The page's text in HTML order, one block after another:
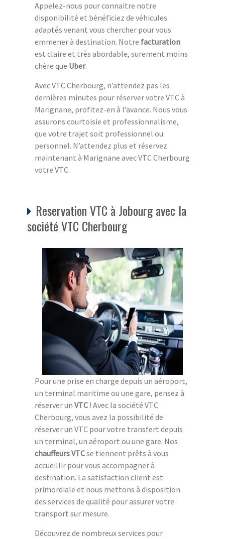
Appelez-nous pour connaitre notre
disponibilité et bénéficiez de véhicules
adaptés venant vous chercher pour vous
emmener à destination. Notre facturation
est claire et très abordable, surement moins
chère que Uber.
Avec VTC Cherbourg, n’attendez pas les
dernières minutes pour réserver votre VTC à
Marignane, profitez-en à l’avance. Nous vous
assurons courtoisie et professionnalisme,
que votre trajet soit professionnel ou
personnel. N’attendez plus et réservez
maintenant à Marignane avec VTC Cherbourg
votre VTC.
Reservation VTC à Jobourg avec la
société VTC Cherbourg
Pour une prise en charge depuis un aéroport,
un terminal maritime ou une gare, pensez à
réserver un VTC ! Avec la société VTC
Cherbourg, vous avez la possibilité de
réserver un VTC pour votre transfert depuis
un terminal, un aéroport ou une gare. Nos
chauffeurs VTCse tiennent prêts à vous
accueillir pour vous accompagner à
destination. La satisfaction client est
primordiale et nous mettons à disposition
des services de qualité pour assurer votre
transport sur mesure.
Découvrez de nombreux services pour